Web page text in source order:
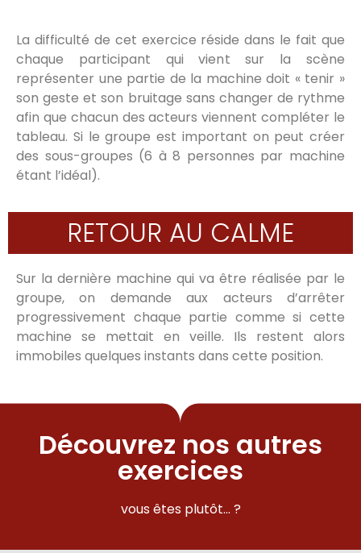
La difficulté de cet exercice réside dans le fait que
chaque participant qui vient sur la scène
représenter une partie de la machine doit « tenir »
son geste et son bruitage sans changer de rythme
afin que chacun des acteurs viennent compléter le
tableau. Si le groupe est important on peut créer
des sous-groupes (6 à 8 personnes par machine
étant l’idéal).
RETOUR AU CALME
Sur la dernière machine qui va être réalisée par le
groupe, on demande aux acteurs d’arrêter
progressivement chaque partie comme si cette
machine se mettait en veille. Ils restent alors
immobiles quelques instants dans cette position.
Découvrez nos autres
exercices
vous êtes plutôt… ?